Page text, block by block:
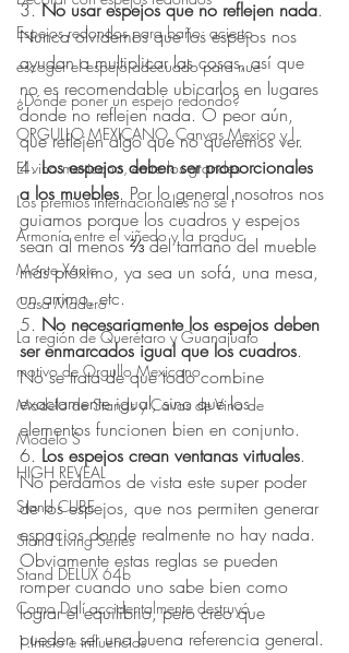
Espejos redondos para baño: acierto
escoger el espejo adecuado para nue
¿Dónde poner un espejo redondo?
ORGULLO MEXICANO, Canvas Mexico y l
El vino mexicano, entre los grandes
Los premios internacionales no se t
Armonía entre el viñedo y la produc
Monte Xanic
Casa Madero
La región de Querétaro y Guanajuato
motivo de Orgullo Mexicano
Modelo de Stands y Cavas de Vino de
Modelo S
HIGH REVEAL
Stand CUBE
Stand Living Series
Stand DELUX 64b
Como Dalí accidentalmente destruyó
1.Inicio e influencias
3. No usar espejos que no reflejen nada.
Nunca olvidemos que los espejos nos
ayudan a multiplicar las cosas, así que
no es recomendable ubicarlos en lugares
donde no reflejen nada. O peor aún,
que reflejen algo que no queremos ver.
4. Los espejos deben ser proporcionales
a los muebles. Por lo general nosotros nos
guiamos porque los cuadros y espejos
sean al menos ⅔ del tamaño del mueble
más próximo, ya sea un sofá, una mesa,
un arrimo, etc.
5. No necesariamente los espejos deben
ser enmarcados igual que los cuadros.
No se trata de que todo combine
exactamente igual, sino que los
elementos funcionen bien en conjunto.
6. Los espejos crean ventanas virtuales.
No perdamos de vista este super poder
de los espejos, que nos permiten generar
espacios donde realmente no hay nada.
Obviamente estas reglas se pueden
romper cuando uno sabe bien como
lograr el equilibrio, pero creo que
pueden ser una buena referencia general.